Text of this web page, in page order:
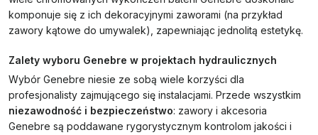
komponuje się z ich dekoracyjnymi zaworami (na przykład
zawory kątowe do umywalek), zapewniając jednolitą estetykę.
Zalety wyboru Genebre w projektach hydraulicznych
Wybór Genebre niesie ze sobą wiele korzyści dla
profesjonalisty zajmującego się instalacjami. Przede wszystkim
niezawodność i bezpieczeństwo: zawory i akcesoria
Genebre są poddawane rygorystycznym kontrolom jakości i